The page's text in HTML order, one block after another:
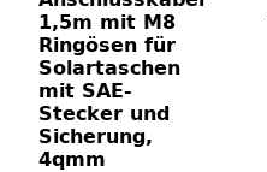
1,5m mit M8
Ringösen für
Solartaschen
mit SAE-
Stecker und
Sicherung,
4qmm